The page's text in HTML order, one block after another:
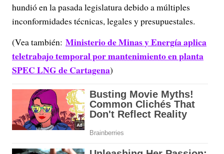
hundió en la pasada legislatura debido a múltiples
inconformidades técnicas, legales y presupuestales.
(Vea también: Ministerio de Minas y Energía aplica
teletrabajo temporal por mantenimiento en planta
SPEC LNG de Cartagena)